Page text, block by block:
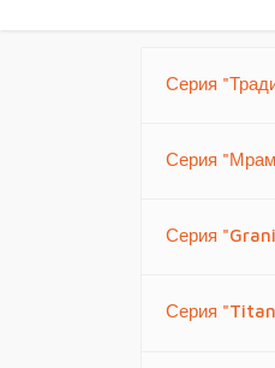
Серия
Серия
Серия
Серия